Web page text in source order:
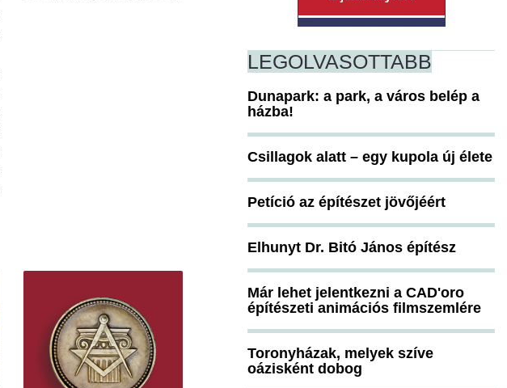
LEGOLVASOTTABB
Dunapark: a park, a város belép a
házba!
Csillagok alatt – egy kupola új élete
Petíció az építészet jövőjéért
Elhunyt Dr. Bitó János építész
Már lehet jelentkezni a CAD'oro
építészeti animációs filmszemlére
Toronyházak, melyek szíve
oázisként dobog